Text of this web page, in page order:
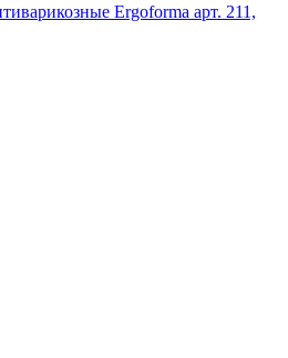
Ergoforma арт. 211,